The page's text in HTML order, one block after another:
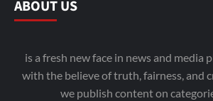
ABOUT US
is a fresh new face in news and media
with the believe of truth, fairness, and
we publish content on